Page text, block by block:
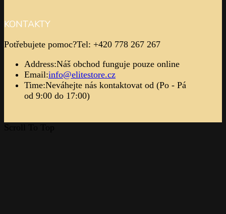
KONTAKTY
Potřebujete pomoc?Tel: +420 778 267 267
Address:Náš obchod funguje pouze online
Email:info@elitestore.cz
Time:Neváhejte nás kontaktovat od (Po - Pá
od 9:00 do 17:00)